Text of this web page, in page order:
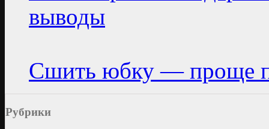
выводы
Сшить юбку — проще
Рубрики